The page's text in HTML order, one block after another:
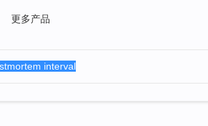
更多产品